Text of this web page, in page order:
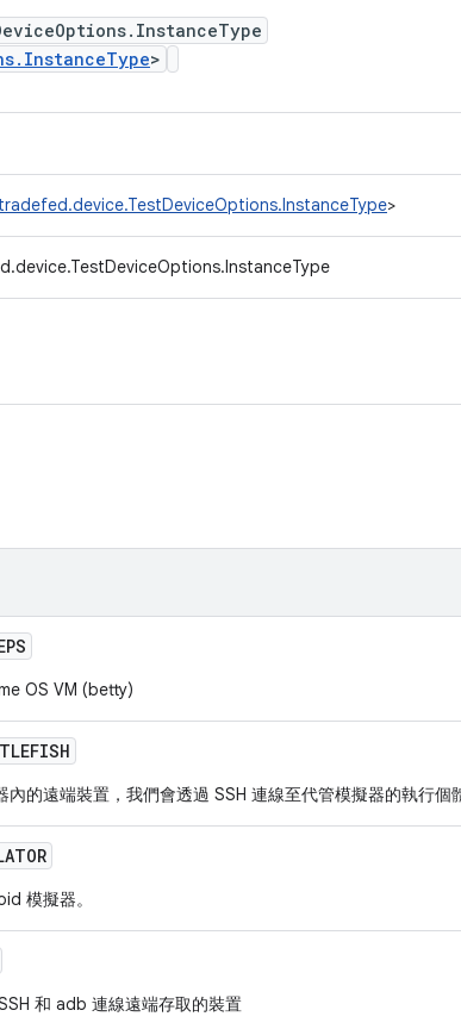
>
>
OS VM (betty)
內的遠端裝置，我們會透過 SSH 連線至代管模擬器的執行
模擬器。
和 adb 連線遠端存取的裝置